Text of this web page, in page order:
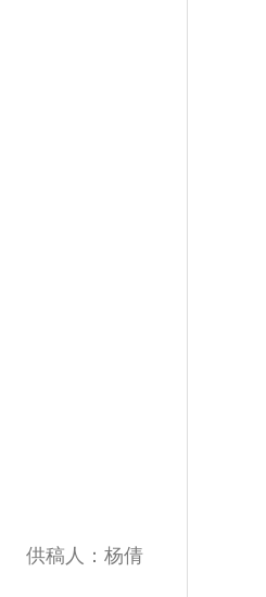
供稿人：杨倩